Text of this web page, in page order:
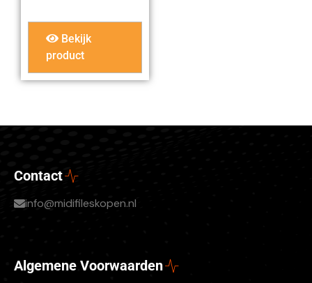
Bekijk
product
Contact
info@midifileskopen.nl
Algemene Voorwaarden